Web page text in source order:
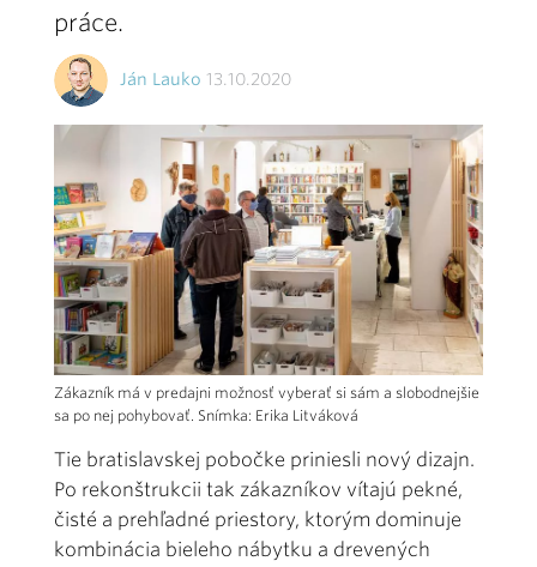
práce.
Ján Lauko 13.10.2020
Zákazník má v predajni možnosť vyberať si sám a slobodnejšie
sa po nej pohybovať. Snímka: Erika Litváková
Tie bratislavskej pobočke priniesli nový dizajn.
Po rekonštrukcii tak zákazníkov vítajú pekné,
čisté a prehľadné priestory, ktorým dominuje
kombinácia bieleho nábytku a drevených